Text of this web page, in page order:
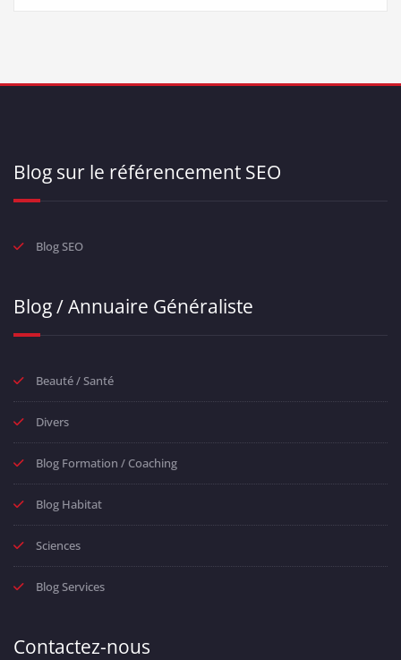
Blog sur le référencement SEO
Blog SEO
Blog / Annuaire Généraliste
Beauté / Santé
Divers
Blog Formation / Coaching
Blog Habitat
Sciences
Blog Services
Contactez-nous